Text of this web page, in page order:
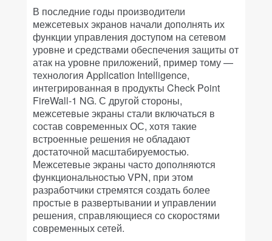
В последние годы производители
межсетевых экранов начали дополнять их
функции управления доступом на сетевом
уровне и средствами обеспечения защиты от
атак на уровне приложений, пример тому —
технология Application Intelligence,
интегрированная в продукты Check Point
FireWall-1 NG. С другой стороны,
межсетевые экраны стали включаться в
состав современных ОС, хотя такие
встроенные решения не обладают
достаточной масштабируемостью.
Межсетевые экраны часто дополняются
функциональностью VPN, при этом
разработчики стремятся создать более
простые в развертывании и управлении
решения, справляющиеся со скоростями
современных сетей.